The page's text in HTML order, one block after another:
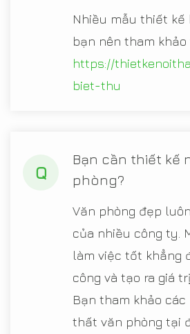
Nhiều mẫu thiết
bạn nên tham khảo
https://
biet-thu
Q
Bạn cần thiết kế
phòng?
Văn phòng đẹp
của nhiều công ty.
làm việc tốt khẳng
công và tạo ra giá
Bạn tham khảo
thất văn phòng tại